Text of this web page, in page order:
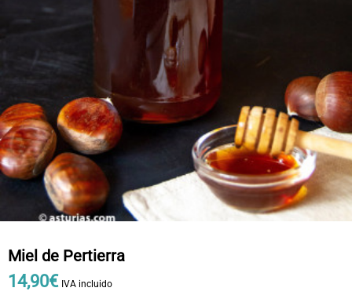
Miel de Pertierra
14,90€ IVA incluido